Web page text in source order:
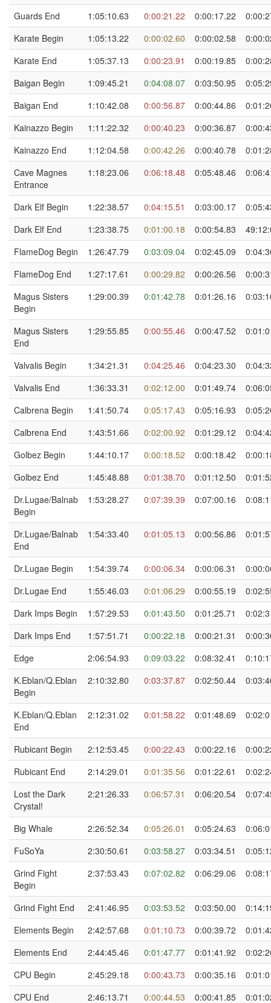
Guards End
1:05:10.63 0:00:21.22 0:00:17.22
Karate Begin
1:05:13.22 0:00:02.60 0:00:02.58
Karate End
1:05:37.13 0:00:23.91 0:00:19.85
Baigan Begin
1:09:45.21 0:04:08.07 0:03:50.95
Baigan End
1:10:42.08 0:00:56.87 0:00:44.86
Kainazzo Begin
1:11:22.32 0:00:40.23 0:00:36.87
Kainazzo End
1:12:04.58 0:00:42.26 0:00:40.78
Cave Magnes
Entrance
1:18:23.06 0:06:18.48 0:05:48.46
Dark Elf Begin 1:22:38.57 0:04:15.51 0:03:00.17
Dark Elf End
1:23:38.75 0:01:00.18 0:00:54.83
FlameDog Begin
1:26:47.79 0:03:09.04 0:02:45.09
FlameDog End
1:27:17.61 0:00:29.82 0:00:26.56
Magus Sisters
Begin
1:29:00.39 0:01:42.78 0:01:26.16
Magus Sisters
End
1:29:55.85 0:00:55.46 0:00:47.52
Valvalis Begin 1:34:21.31 0:04:25.46 0:04:23.30
Valvalis End
1:36:33.31 0:02:12.00 0:01:49.74
Calbrena Begin
1:41:50.74 0:05:17.43 0:05:16.93
Calbrena End
1:43:51.66 0:02:00.92 0:01:29.12
Golbez Begin
1:44:10.17 0:00:18.52 0:00:18.42
Golbez End
1:45:48.88 0:01:38.70 0:01:12.50
Dr.Lugae/Balnab
Begin
1:53:28.27 0:07:39.39 0:07:00.16
Dr.Lugae/Balnab
End
1:54:33.40 0:01:05.13 0:00:56.86
Dr.Lugae Begin 1:54:39.74 0:00:06.34 0:00:06.31
Dr.Lugae End
1:55:46.03 0:01:06.29 0:00:55.19
Dark Imps Begin
1:57:29.53 0:01:43.50 0:01:25.71
Dark Imps End
1:57:51.71 0:00:22.18 0:00:21.31
Edge
2:06:54.93 0:09:03.22 0:08:32.41
K.Eblan/Q.Eblan
Begin
2:10:32.80 0:03:37.87 0:02:50.44
K.Eblan/Q.Eblan
End
2:12:31.02 0:01:58.22 0:01:48.69
Rubicant Begin 2:12:53.45 0:00:22.43 0:00:22.16
Rubicant End
2:14:29.01 0:01:35.56 0:01:22.61
Lost the Dark
Crystal!
2:21:26.33 0:06:57.31 0:06:20.54
Big Whale 2:26:52.34 0:05:26.01 0:05:24.63
FuSoYa
2:30:50.61 0:03:58.27 0:03:34.51
Grind Fight
Begin
2:37:53.43 0:07:02.82 0:06:29.06
Grind Fight End 2:41:46.95 0:03:53.52 0:03:50.00
Elements Begin
2:42:57.68 0:01:10.73 0:00:39.72
Elements End
2:44:45.46 0:01:47.77 0:01:41.92
CPU Begin
2:45:29.18 0:00:43.73 0:00:35.16
CPU End
2:46:13.71 0:00:44.53 0:00:41.85